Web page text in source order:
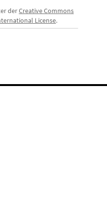
derCreative Commons
License.